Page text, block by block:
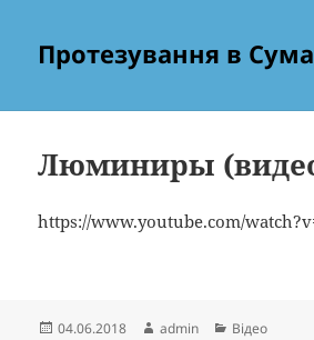
Протезування в
Люминиры
https://www.youtube.com/
Опубліковано
04.06.2018 Автор
admin Категорії
Відео